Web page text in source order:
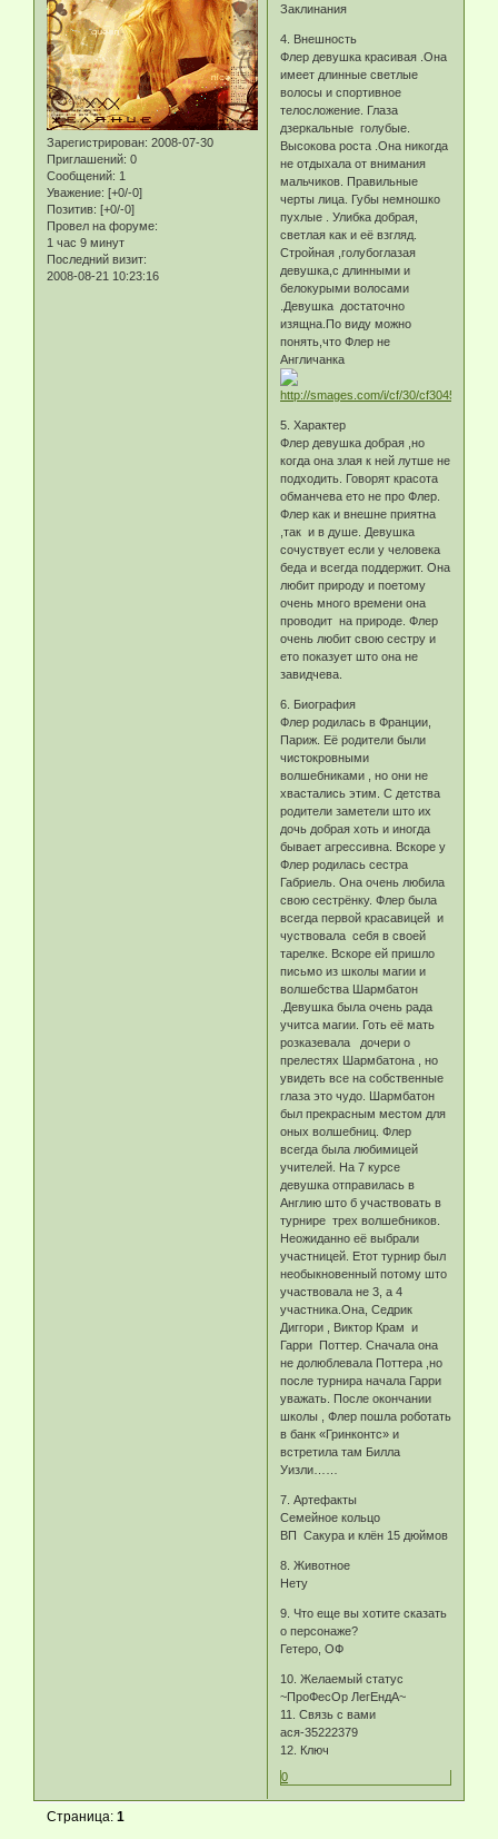
Зарегистрирован: 2008-07-30
Приглашений: 0
Сообщений: 1
Уважение: [+0/-0]
Позитив: [+0/-0]
Провел на форуме:
1 час 9 минут
Последний визит:
2008-08-21 10:23:16
Заклинания
4. Внешность
Флер девушка красивая .Она
имеет длинные светлые
волосы и спортивное
телосложение. Глаза
дзеркальные голубые.
Высокова роста .Она никогда
не отдыхала от внимания
мальчиков. Правильные
черты лица. Губы немношко
пухлые . Улибка добрая,
светлая как и её взгляд.
Стройная ,голубоглазая
девушка,с длинными и
белокурыми волосами
.Девушка достаточно
изящна.По виду можно
понять,что Флер не
Англичанка
5. Характер
Флер девушка добрая ,но
когда она злая к ней лутше не
подходить. Говорят красота
обманчева ето не про Флер.
Флер как и внешне приятна
,так и в душе. Девушка
сочуствует если у человека
беда и всегда поддержит. Она
любит природу и поетому
очень много времени она
проводит на природе. Флер
очень любит свою сестру и
ето показует што она не
завидчева.
6. Биография
Флер родилась в Франции,
Париж. Её родители были
чистокровными
волшебниками , но они не
хвастались этим. С детства
родители заметели што их
дочь добрая хоть и иногда
бывает агрессивна. Вскоре у
Флер родилась сестра
Габриель. Она очень любила
свою сестрёнку. Флер была
всегда первой красавицей и
чуствовала себя в своей
тарелке. Вскоре ей пришло
письмо из школы магии и
волшебства Шармбатон
.Девушка была очень рада
учитса магии. Готь её мать
розказевала дочери о
прелестях Шармбатона , но
увидеть все на собственные
глаза это чудо. Шармбатон
был прекрасным местом для
оных волшебниц. Флер
всегда была любимицей
учителей. На 7 курсе
девушка отправилась в
Англию што б участвовать в
турнире трех волшебников.
Неожиданно её выбрали
участницей. Етот турнир был
необыкновенный потому што
участвовала не 3, а 4
участника.Она, Седрик
Диггори , Виктор Крам и
Гарри Поттер. Сначала она
не долюблевала Поттера ,но
после турнира начала Гарри
уважать. После окончании
школы , Флер пошла роботать
в банк «Гринконтс» и
встретила там Билла
Уизли……
7. Артефакты
Семейное кольцо
ВП Сакура и клён 15 дюймов
8. Животное
Нету
9. Что еще вы хотите сказать
о персонаже?
Гетеро, ОФ
10. Желаемый статус
~ПроФесОр ЛегЕндА~
11. Связь с вами
ася-35222379
12. Ключ
0
Страница:1